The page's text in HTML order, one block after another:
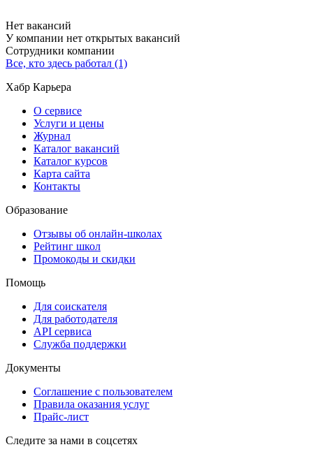
Нет вакансий
У компании нет открытых вакансий
Сотрудники компании
Все, кто здесь работал (1)
Хабр Карьера
О сервисе
Услуги и цены
Журнал
Каталог вакансий
Каталог курсов
Карта сайта
Контакты
Образование
Отзывы об онлайн-школах
Рейтинг школ
Промокоды и скидки
Помощь
Для соискателя
Для работодателя
API сервиса
Служба поддержки
Документы
Соглашение с пользователем
Правила оказания услуг
Прайс-лист
Следите за нами в соцсетях